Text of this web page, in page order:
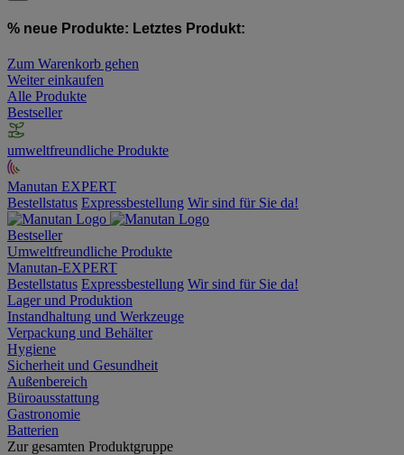
% neue Produkte: Letztes Produkt:
Zum Warenkorb gehen
Weiter einkaufen
Alle Produkte
Bestseller
umweltfreundliche Produkte
Manutan EXPERT
Bestellstatus Expressbestellung Wir sind für Sie da!
Bestseller
Umweltfreundliche Produkte
Manutan-EXPERT
Bestellstatus Expressbestellung Wir sind für Sie da!
Lager und Produktion
Instandhaltung und Werkzeuge
Verpackung und Behälter
Hygiene
Sicherheit und Gesundheit
Außenbereich
Büroausstattung
Gastronomie
Batterien
Zur gesamten Produktgruppe